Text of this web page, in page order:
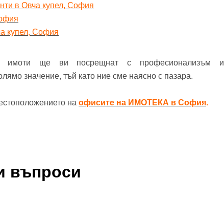
в Овча купел, София
купел, София
имоти ще ви посрещнат с професионализъм
значение, тъй като ние сме наясно с пазара.
на офисите на ИМОТЕКА в София.
въпроси